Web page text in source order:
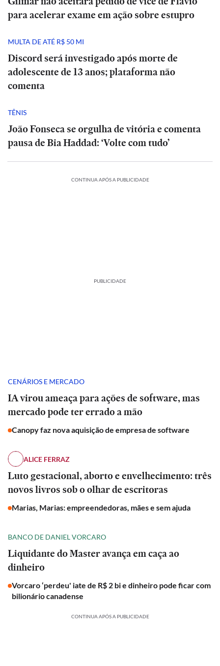
para acelerar exame em ação sobre estupro
MULTA DE ATÉ R$ 50 MI
Discord será investigado após morte de
adolescente de 13 anos; plataforma não
comenta
TÊNIS
João Fonseca se orgulha de vitória e comenta
pausa de Bia Haddad: ‘Volte com tudo’
CONTINUA APÓS A PUBLICIDADE
PUBLICIDADE
CENÁRIOS E MERCADO
IA virou ameaça para ações de software, mas
mercado pode ter errado a mão
Canopy faz nova aquisição de empresa de software
ALICE FERRAZ
Luto gestacional, aborto e envelhecimento: três
novos livros sob o olhar de escritoras
Marias, Marias: empreendedoras, mães e sem ajuda
BANCO DE DANIEL VORCARO
Liquidante do Master avança em caça ao
dinheiro
Vorcaro ‘perdeu' iate de R$ 2 bi e dinheiro pode ficar com
bilionário canadense
CONTINUA APÓS A PUBLICIDADE